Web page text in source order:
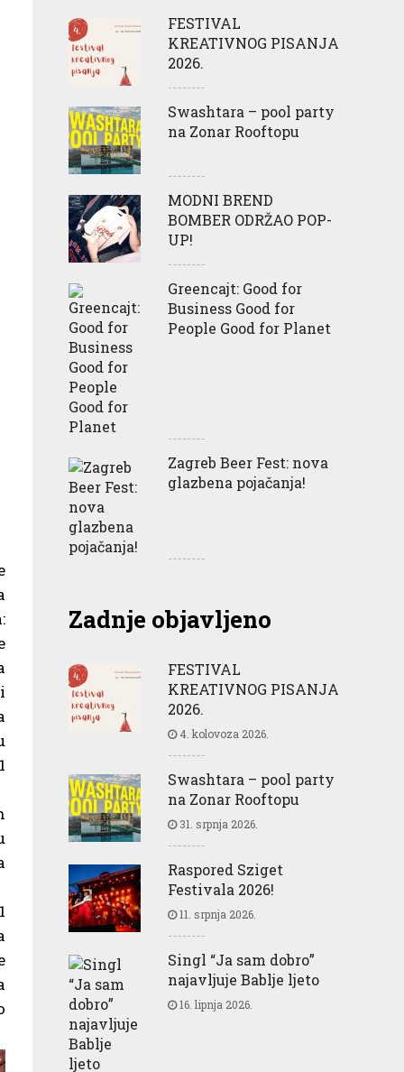
FESTIVAL
KREATIVNOG PISANJA
2026.
Swashtara – pool party
na Zonar Rooftopu
MODNI BREND
BOMBER ODRŽAO POP-
UP!
Greencajt: Good for
Business Good for
People Good for Planet
Zagreb Beer Fest: nova
glazbena pojačanja!
Zadnje objavljeno
FESTIVAL
KREATIVNOG PISANJA
2026.
4. kolovoza 2026.
Swashtara – pool party
na Zonar Rooftopu
31. srpnja 2026.
Raspored Sziget
Festivala 2026!
11. srpnja 2026.
Singl “Ja sam dobro”
najavljuje Bablje ljeto
16. lipnja 2026.